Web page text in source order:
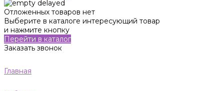
Отложенных товаров нет
Выберите в каталоге интересующий товар
и нажмите кнопку
Перейти в каталог
Заказать звонок
Главная